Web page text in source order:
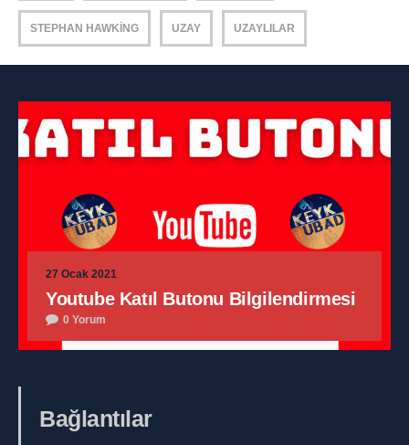
STEPHAN HAWKING UZAY UZAYLILAR
27 Ocak 2021
Youtube Katıl Butonu Bilgilendirmesi
0 Yorum
Bağlantılar